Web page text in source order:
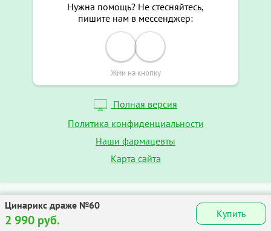
Цинарикс драже №60
2 990 руб. Купить
Нужна помощь? Не стесняйтесь,
пишите нам в мессенджер:
Жми на кнопку
Полная версия
Политика конфиденциальности
Наши фармацевты
Карта сайта